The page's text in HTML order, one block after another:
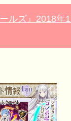
ルズ』2018年